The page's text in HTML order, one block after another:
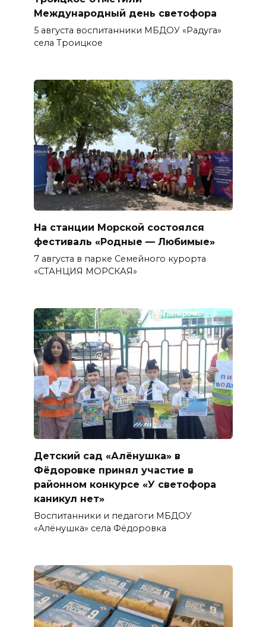
Международный день светофора
5 августа воспитанники МБДОУ «Радуга»
села Троицкое
На станции Морской состоялся
фестиваль «Родные — Любимые»
7 августа в парке Семейного курорта
«СТАНЦИЯ МОРСКАЯ»
Детский сад «Алёнушка» в
Фёдоровке принял участие в
районном конкурсе «У светофора
каникул нет»
Воспитанники и педагоги МБДОУ
«Алёнушка» села Фёдоровка